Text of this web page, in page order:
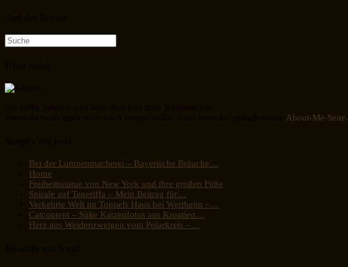
Suche
nach:
About-Me-Seite.
Bei der Lumpenmacherei – Bayerische Bräuche…
Home
Freiheitsstatue von New York und ihre großen Füße
Spirale auf Teneriffa – Mein Beitrag für…
Verkehrte Welt im Toppels Haus bei Wertheim –…
Catcontent – Süße Katzenfotos aus Kroatien…
Herz aus Weidenzweigen vom Polarkreis –…